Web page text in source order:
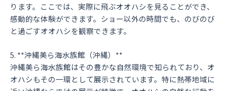
ります。ここでは、実際に飛ぶオオハシを見ることができ、
感動的な体験ができます。ショー以外の時間でも、のびのび
と過ごすオオハシを観察できます。
5. **沖縄美ら海水族館（沖縄）**
沖縄美ら海水族館はその豊かな自然環境で知られており、オ
オハシもその一環として展示されています。特に熱帯地域に